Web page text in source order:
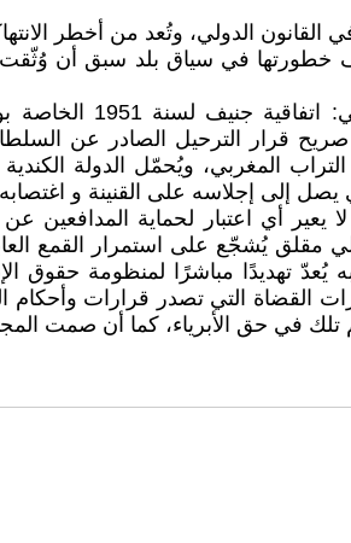
الدولي، وتُعد من أخطر
خطورتها في سياق بلد سبق أن
إن ترحيل محمد هشام
قرار الترحيل الصادر عن
المغربي، ويُحمّل الدولة
إلى إجلاسه على القنينة و
يعير أي اعتبار لحماية المدافعين
يُشجّع على استمرار القمع
يُعدّ تهديدًا مباشرًا لمنظومة حقوق
القضاة التي تصدر قرارات
تلك في حق الأبرياء، كما أن صمت